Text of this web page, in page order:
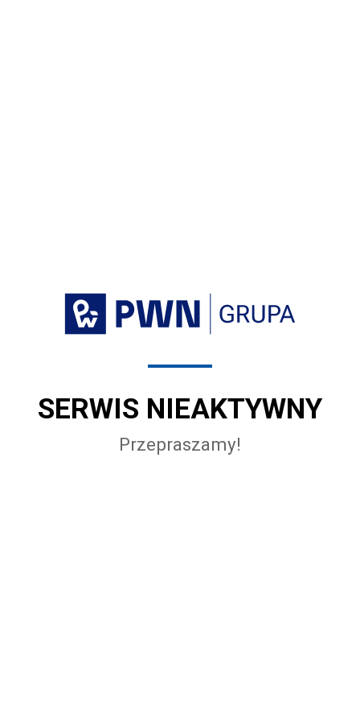
SERWIS NIEAKTYWNY
Przepraszamy!